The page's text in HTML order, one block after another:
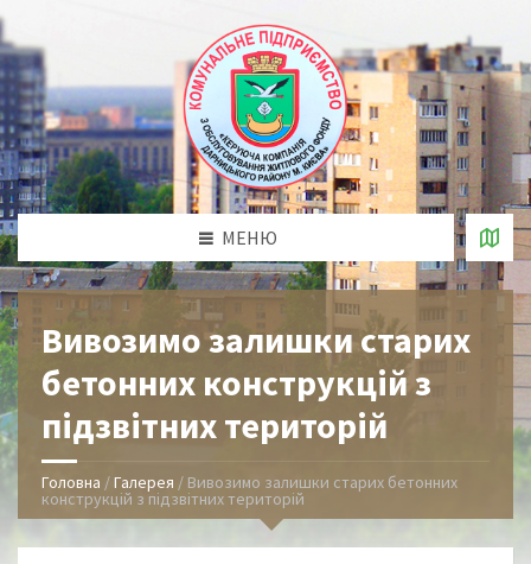
МЕНЮ
Вивозимо залишки старих
бетонних конструкцій з
підзвітних територій
Головна /Галерея / Вивозимо залишки старих бетонних
конструкцій з підзвітних територій